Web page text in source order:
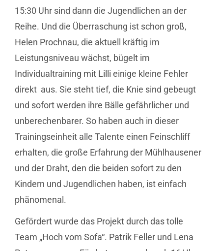
15:30 Uhr sind dann die Jugendlichen an der
Reihe. Und die Überraschung ist schon groß,
Helen Prochnau, die aktuell kräftig im
Leistungsniveau wächst, bügelt im
Individualtraining mit Lilli einige kleine Fehler
direkt aus. Sie steht tief, die Knie sind gebeugt
und sofort werden ihre Bälle gefährlicher und
unberechenbarer. So haben auch in dieser
Trainingseinheit alle Talente einen Feinschliff
erhalten, die große Erfahrung der Mühlhausener
und der Draht, den die beiden sofort zu den
Kindern und Jugendlichen haben, ist einfach
phänomenal.
Gefördert wurde das Projekt durch das tolle
Team „Hoch vom Sofa“. Patrik Feller und Lena